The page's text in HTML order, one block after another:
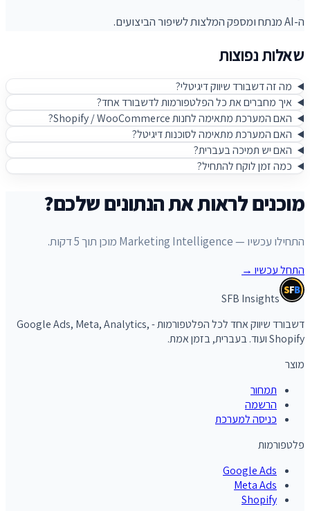
ה-AI מנתח ומספק המלצות לשיפור הביצועים.
שאלות נפוצות
מה זה דשבורד שיווק דיגיטלי?
איך מחברים את כל הפלטפורמות לדשבורד אחד?
האם המערכת מתאימה לחנות Shopify / WooCommerce?
האם המערכת מתאימה לסוכנות דיגיטל?
האם יש תמיכה בעברית?
כמה זמן לוקח להתחיל?
מוכנים לראות את הנתונים שלכם?
התחילו עכשיו — Marketing Intelligence מוכן תוך 5 דקות.
התחל עכשיו →
SFB
SFB Insights
דשבורד שיווק אחד לכל הפלטפורמות - Google Ads, Meta, Analytics,
Shopify ועוד. בעברית, בזמן אמת.
מוצר
תמחור
הרשמה
כניסה למערכת
פלטפורמות
Google Ads
Meta Ads
Shopify